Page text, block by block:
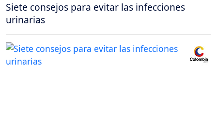
Siete consejos para evitar las infecciones
urinarias